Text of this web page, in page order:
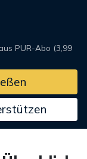
PUR-Abo (3,99